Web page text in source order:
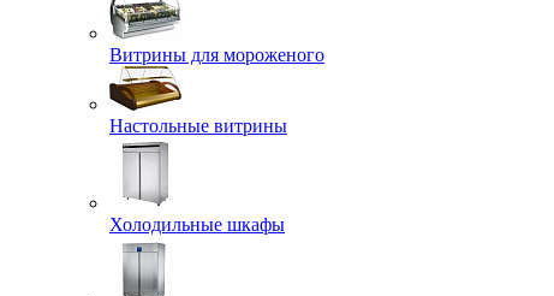
Витрины для мороженого
Настольные витрины
Холодильные шкафы